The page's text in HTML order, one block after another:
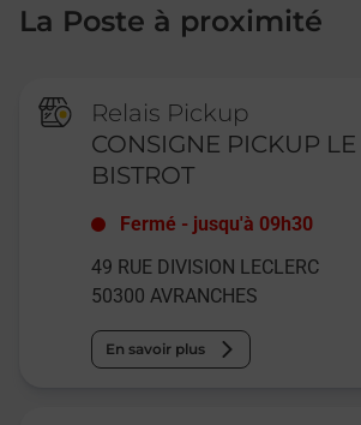
La Poste à proximité
Relais Pickup
CONSIGNE PICKUP
BISTROT
Fermé - jusqu'à 09h30
49 RUE DIVISION LECLERC
50300 AVRANCHES
En savoir plus